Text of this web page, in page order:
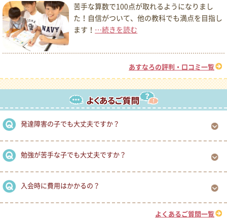
苦手な算数で100点が取れるようになりまし
た！自信がついて、他の教科でも満点を目指し
ます！ …続きを読む
あすなろの評判・口コミ一覧
発達障害の子でも大丈夫ですか？
勉強が苦手な子でも大丈夫ですか？
入会時に費用はかかるの？
よくあるご質問一覧